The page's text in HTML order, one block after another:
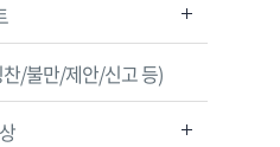
/불만/제안/신고 등)